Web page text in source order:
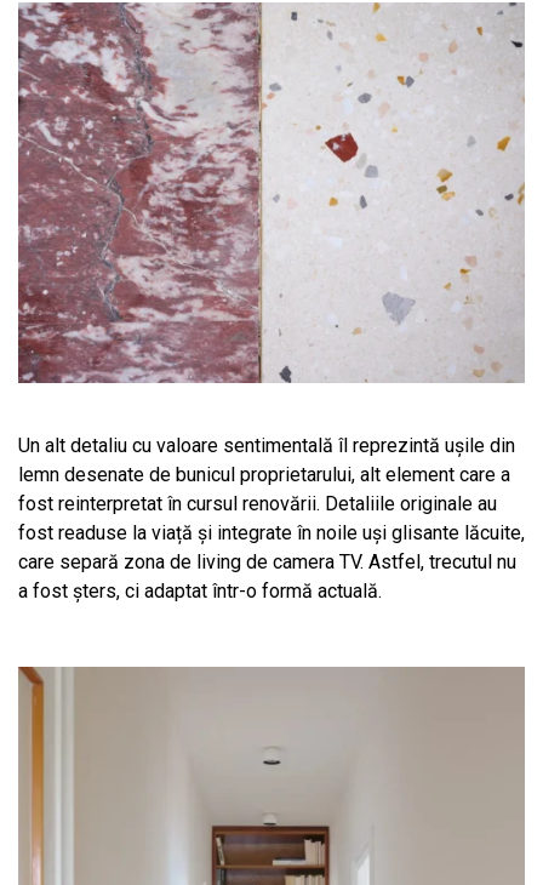
Un alt detaliu cu valoare sentimentală îl reprezintă ușile din
lemn desenate de bunicul proprietarului, alt element care a
fost reinterpretat în cursul renovării. Detaliile originale au
fost readuse la viață și integrate în noile uși glisante lăcuite,
care separă zona de living de camera TV. Astfel, trecutul nu
a fost șters, ci adaptat într-o formă actuală.